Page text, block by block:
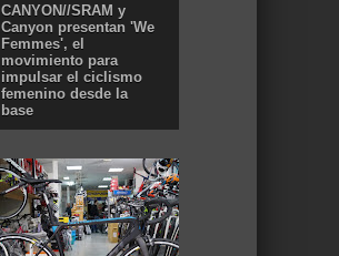
CANYON//SRAM y
Canyon presentan 'We
Femmes', el
movimiento para
impulsar el ciclismo
femenino desde la
base